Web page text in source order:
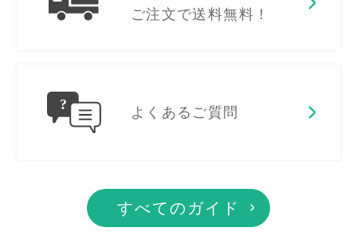
ご注文で送料無料！
よくあるご質問
すべてのガイド